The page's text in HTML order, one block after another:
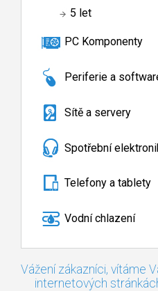
5 let
PC Komponenty
Periferie a
Sítě a servery
Spotřební
Telefony a tablety
Vodní chlazení
Vážení zákazníci, vítáme
internetových